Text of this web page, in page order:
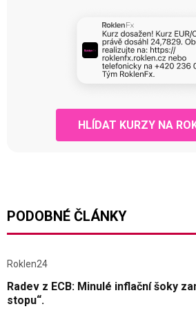
HLÍDAT KURZY NA
PODOBNÉ ČLÁNKY
Roklen24
Radev z ECB: Minulé inflační šoky
stopu“.